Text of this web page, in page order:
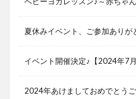
夏休みイベント、ご参加ありが
イベント開催決定♪【2024年7月
2024年あけましておめでとう